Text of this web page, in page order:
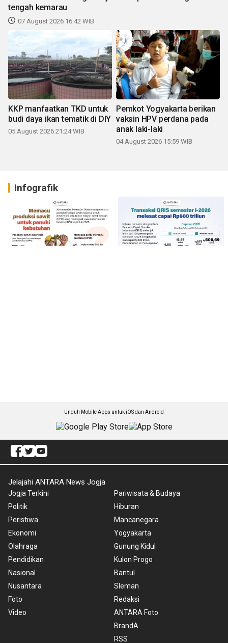
tengah kemarau
07 August 2026 16:42 WIB
KKP manfaatkan TKD untuk
budi daya ikan tematik di DIY
05 August 2026 21:24 WIB
Pemkot Yogyakarta berikan
vaksin HPV perdana pada
anak laki-laki
04 August 2026 15:59 WIB
Infografik
Unduh Mobile Apps untuk iOS dan Android
Jelajahi ANTARA News Jogja
Jogja Terkini
Politik
Peristiwa
Ekonomi
Olahraga
Pendidikan
Nasional
Nusantara
Foto
Video
Pariwisata & Budaya
Hiburan
Mancanegara
Yogyakarta
Gunung Kidul
Kulon Progo
Bantul
Sleman
Redaksi
ANTARA Foto
BrandA
RSS